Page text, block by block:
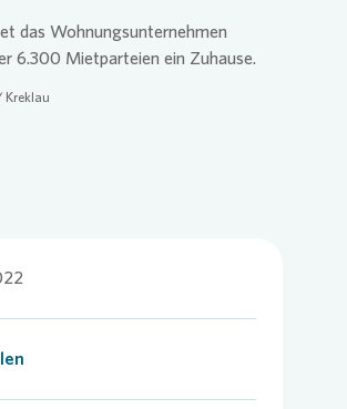
das Wohnungsunternehmen
6.300 Mietparteien ein Zuhause.
Kreklau